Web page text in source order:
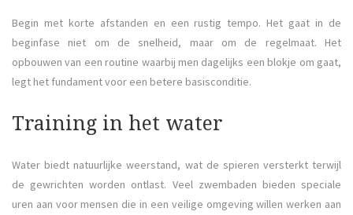
Begin met korte afstanden en een rustig tempo. Het gaat in de
beginfase niet om de snelheid, maar om de regelmaat. Het
opbouwen van een routine waarbij men dagelijks een blokje om gaat,
legt het fundament voor een betere basisconditie.
Training in het water
Water biedt natuurlijke weerstand, wat de spieren versterkt terwijl
de gewrichten worden ontlast. Veel zwembaden bieden speciale
uren aan voor mensen die in een veilige omgeving willen werken aan